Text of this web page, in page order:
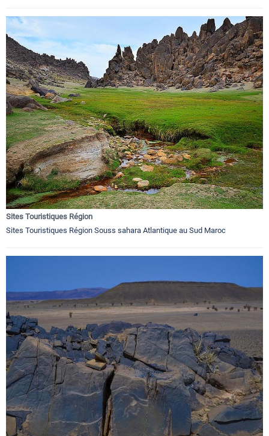
Sites Touristiques Région
Sites Touristiques Région Souss sahara Atlantique au Sud Maroc